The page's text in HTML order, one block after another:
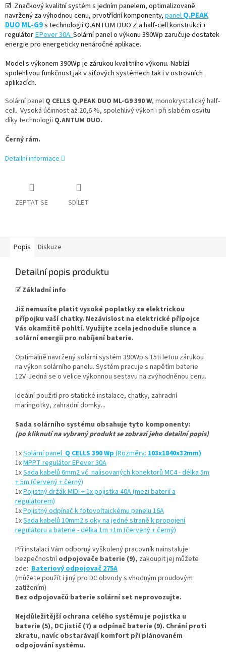
☑ Značkový kvalitní systém s jedním panelem, optimalizovaně
navržený za výhodnou cenu, prvotřídní komponenty,panelQ.PEAK
DUO ML-G9s technologií Q.ANTUM DUO Z a half-cell konstrukcí+
regulátorEPever 30A.Solární panel o výkonu 390Wp zaručuje dostatek
energie pro energeticky nenáročné aplikace.
Model s výkonem 390Wp je zárukou kvalitního výkonu. Nabízí
spolehlivou funkčnost jak v síťových systémech tak i v ostrovních
aplikacích.
Solární panel Q CELLS Q.PEAK DUO ML-G9 390 W, monokrystalický half-
cell. Vysoká účinnost až 20,6 %, spolehlivý výkon i při slabém osvitu
díky technologii Q.ANTUM DUO.
Černý rám.
Detailní informace
ZEPTAT SE SDÍLET
Popis Diskuze
Detailní popis produktu
☑ Základní info
Již nemusíte platit vysoké poplatky za elektrickou
přípojku vaší chatky. Nezávislost na elektrické přípojce
Vás okamžitě pohltí. Využijte zcela jednoduše slunce a
solární energii pro nabíjení baterie.
Optimálně navržený solární systém 390Wp s 15ti letou zárukou
na výkon solárního panelu. Systém pracuje s napětím baterie
12V. Jedná se o velice výkonnou sestavu na zvýhodněnou cenu.
Ideální použití pro statické instalace, chatky, zahradní
maringotky, zahradní domky...
Sada solárního systému obsahuje tyto komponenty:
(po kliknutí na vybraný produkt se zobrazí jeho detailní popis)
1xSolární panelQ CELLS 390 Wp(Rozměry:103x1840x32mm)
1xMPPT regulátor EPever 30A
1xSada kabelů 6mm2 vč. nalisovaných konektorů MC4 - délka 5m
+ 5m (červený + černý)
1xPojistný držák MIDI + 1x pojistka 40A (mezi baterií a
regulátorem)
1xPojistný odpínač k fotovoltaickému panelu 16A
1xSada kabelů 10mm2 s oky na jedné straně k propojení
regulátoru a baterie - délka 1m +1m (červený + černý)
Při instalaci Vám odborný vyškolený pracovník nainstaluje
bezpečnostníodpojovače baterie (9), zakoupit jej můžete
zde: Bateriový odpojovač 275A
(můžete použít i jiný pro DC obvody s vhodným proudovým
zatížením)
Bez odpojovačů baterie solární set neprovozujte.
Nejdůležitější ochrana celého systému je pojistka u
baterie (5), DC jistič (7) a odpínač baterie (9). Chrání proti
zkratu, navíc obstarávají komfort při plánovaném
odpojování systému.